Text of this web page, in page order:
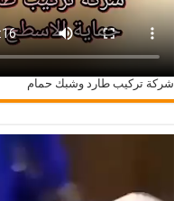
شركة تركيب طارد وشبك حمام